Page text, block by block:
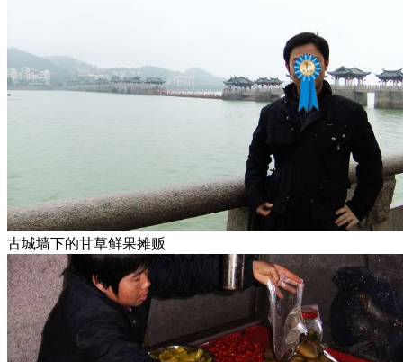
古城墙下的甘草鲜果摊贩